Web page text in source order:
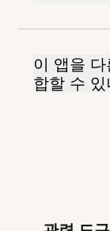
이 앱을
합할 수 있